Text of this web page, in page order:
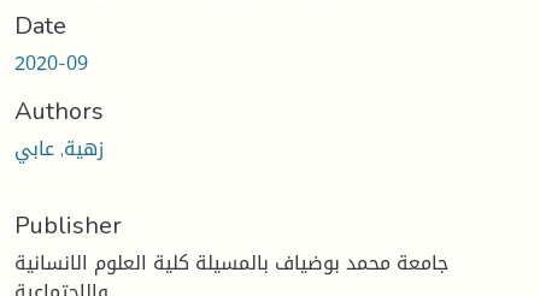
Date
2020-09
Authors
زهية, عابي
Publisher
جامعة محمد بوضياف بالمسيلة كلية العلوم الانسانية